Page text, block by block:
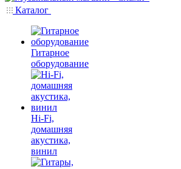
Каталог
Гитарное
оборудование
Hi-Fi,
домашняя
акустика,
винил